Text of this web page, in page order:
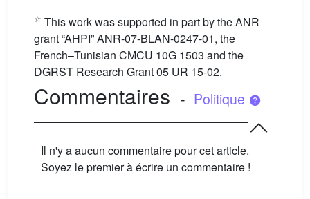
☆ This work was supported in part by the ANR
grant “AHPI” ANR-07-BLAN-0247-01, the
French–Tunisian CMCU 10G 1503 and the
DGRST Research Grant 05 UR 15-02.
Commentaires - Politique
Il n'y a aucun commentaire pour cet article.
Soyez le premier à écrire un commentaire !